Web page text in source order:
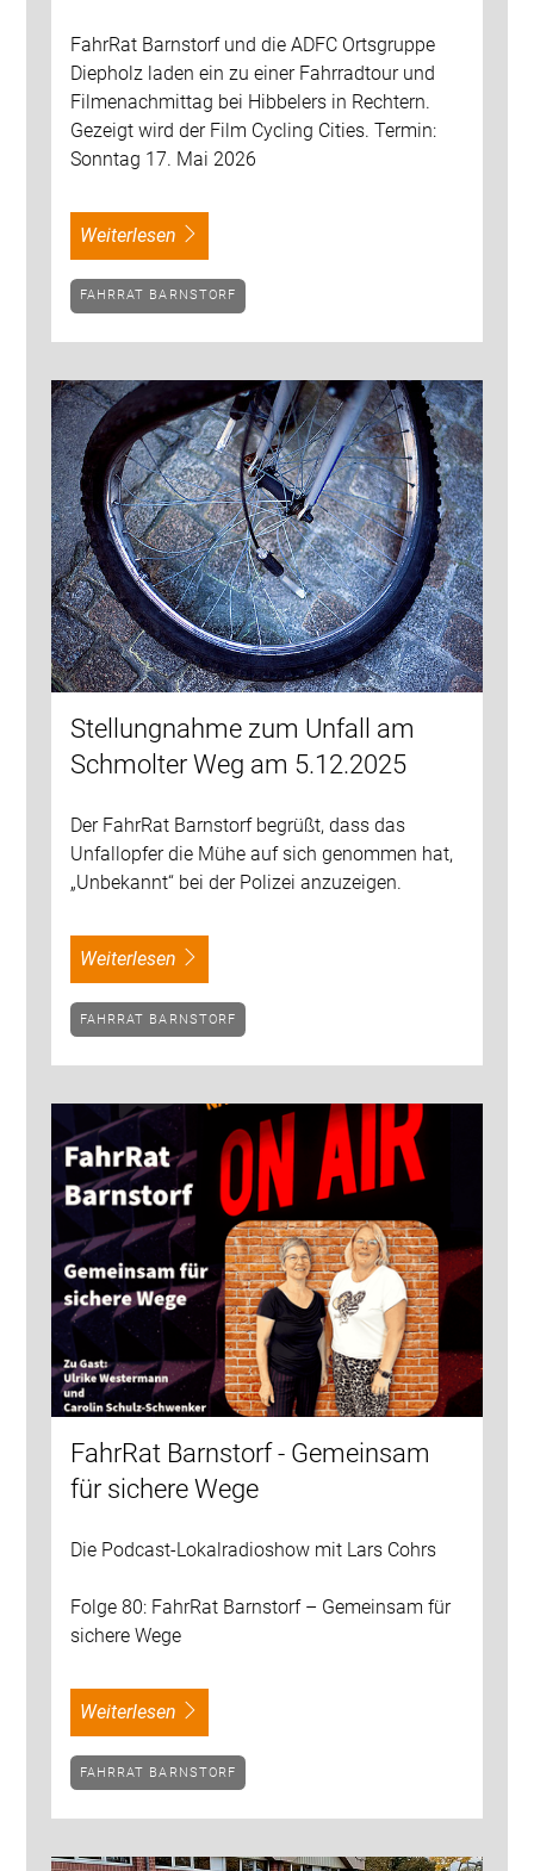
FahrRat Barnstorf und die ADFC Ortsgruppe
Diepholz laden ein zu einer Fahrradtour und
Filmenachmittag bei Hibbelers in Rechtern.
Gezeigt wird der Film Cycling Cities. Termin:
Sonntag 17. Mai 2026
weiterlesen
FAHRRAT BARNSTORF
Stellungnahme zum Unfall am
Schmolter Weg am 5.12.2025
Der FahrRat Barnstorf begrüßt, dass das
Unfallopfer die Mühe auf sich genommen hat,
„Unbekannt“ bei der Polizei anzuzeigen.
weiterlesen
FAHRRAT BARNSTORF
FahrRat Barnstorf - Gemeinsam
für sichere Wege
Die Podcast-Lokalradioshow mit Lars Cohrs
Folge 80: FahrRat Barnstorf – Gemeinsam für
sichere Wege
weiterlesen
FAHRRAT BARNSTORF